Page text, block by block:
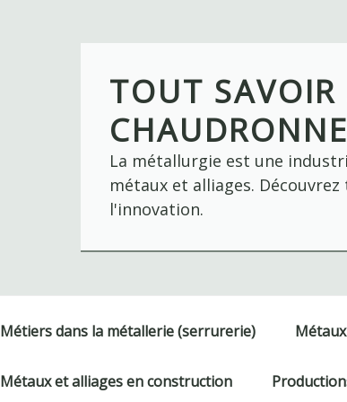
TOUT SAVOIR
La métallurgie est une
métaux et alliages.
l'innovation.
Métiers dans la métallerie (serrurerie)
Métaux et alliages en construction